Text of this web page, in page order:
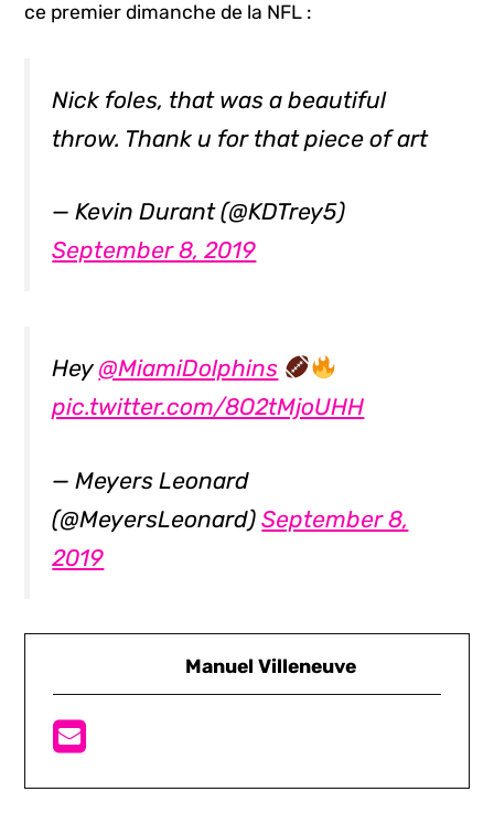
ce premier dimanche de la NFL :
Nick foles, that was a beautiful
throw. Thank u for that piece of art
— Kevin Durant (@KDTrey5)
September 8, 2019
Hey @MiamiDolphins
pic.twitter.com/8O2tMjoUHH
— Meyers Leonard
(@MeyersLeonard)September 8,
2019
Manuel Villeneuve